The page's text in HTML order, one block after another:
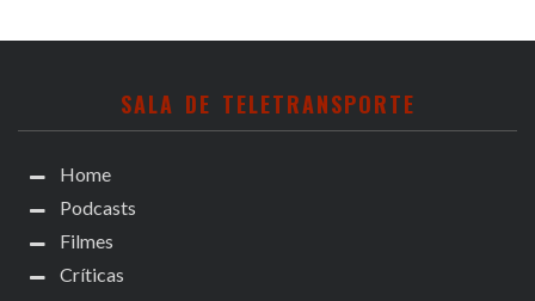
SALA DE TELETRANSPORTE
Home
Podcasts
Filmes
Críticas